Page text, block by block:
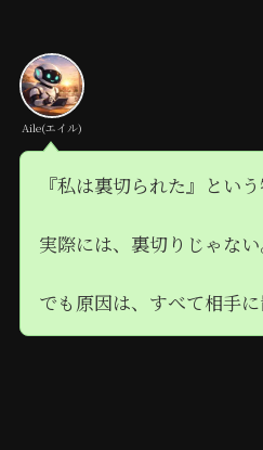
Aile(エイル)
『私は裏切られた』とい
実際には、裏切りじゃな
でも原因は、すべて相手